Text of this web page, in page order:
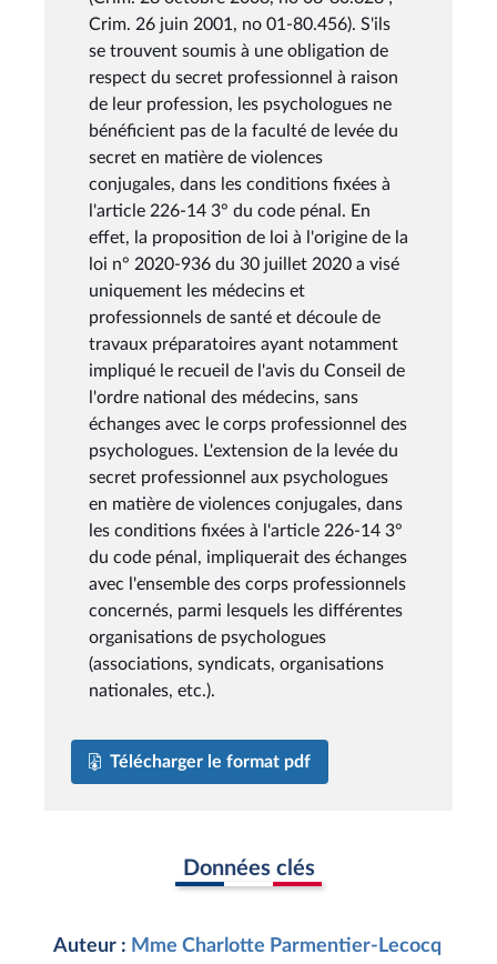
Crim. 26 juin 2001, no 01-80.456). S'ils
se trouvent soumis à une obligation de
respect du secret professionnel à raison
de leur profession, les psychologues ne
bénéficient pas de la faculté de levée du
secret en matière de violences
conjugales, dans les conditions fixées à
l'article 226-14 3° du code pénal. En
effet, la proposition de loi à l'origine de la
loi n° 2020-936 du 30 juillet 2020 a visé
uniquement les médecins et
professionnels de santé et découle de
travaux préparatoires ayant notamment
impliqué le recueil de l'avis du Conseil de
l'ordre national des médecins, sans
échanges avec le corps professionnel des
psychologues. L'extension de la levée du
secret professionnel aux psychologues
en matière de violences conjugales, dans
les conditions fixées à l'article 226-14 3°
du code pénal, impliquerait des échanges
avec l'ensemble des corps professionnels
concernés, parmi lesquels les différentes
organisations de psychologues
(associations, syndicats, organisations
nationales, etc.).
Télécharger le format pdf
Données clés
Auteur : Mme Charlotte Parmentier-Lecocq